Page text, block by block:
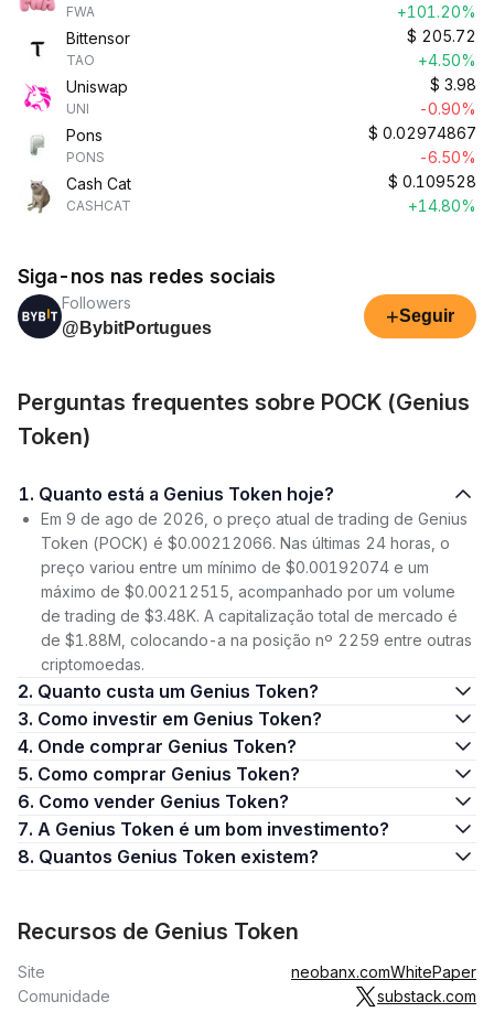
FWA
+101.20%
Bittensor
TAO
$ 205.72
+4.50%
Uniswap
UNI
$ 3.98
-0.90%
Pons
PONS
$ 0.02974867
-6.50%
Cash Cat
CASHCAT
$ 0.109528
+14.80%
Siga-nos nas redes sociais
Followers
@BybitPortugues
+Seguir
Perguntas frequentes sobre POCK (Genius
Token)
1. Quanto está a Genius Token hoje?
Em 9 de ago de 2026, o preço atual de trading de Genius
Token (POCK) é $0.00212066. Nas últimas 24 horas, o
preço variou entre um mínimo de $0.00192074 e um
máximo de $0.00212515, acompanhado por um volume
de trading de $3.48K. A capitalização total de mercado é
de $1.88M, colocando-a na posição nº 2259 entre outras
criptomoedas.
2. Quanto custa um Genius Token?
3. Como investir em Genius Token?
4. Onde comprar Genius Token?
5. Como comprar Genius Token?
6. Como vender Genius Token?
7. A Genius Token é um bom investimento?
8. Quantos Genius Token existem?
Recursos de Genius Token
Site neobanx.comWhitePaper
Comunidade
substack.com